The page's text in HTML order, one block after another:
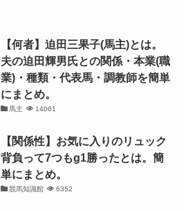
【何者】迫田三果子(馬主)とは。
夫の迫田輝男氏との関係・本業(職
業)・種類・代表馬・調教師を簡単
にまとめ。
馬主 14061
【関係性】お気に入りのリュック
背負って7つもg1勝ったとは。簡
単にまとめ。
競馬知識館 6352